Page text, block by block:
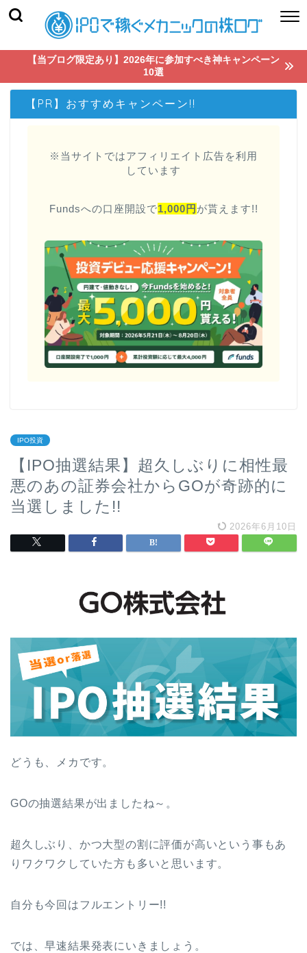
【当ブログ限定あり】2026年に参加すべき神キャンペーン
10選
【PR】おすすめキャンペーン!!
※当サイトではアフィリエイト広告を利用
しています
Fundsへの口座開設で1,000円 が貰えます!!
IPO投資
【IPO抽選結果】超久しぶりに相性最
悪のあの証券会社からGOが奇跡的に
当選しました!!
2026年6月10日
どうも、メカです。
GOの抽選結果が出ましたね～。
超久しぶり、かつ大型の割に評価が高いという事もあ
りワクワクしていた方も多いと思います。
自分も今回はフルエントリー!!
では、早速結果発表にいきましょう。